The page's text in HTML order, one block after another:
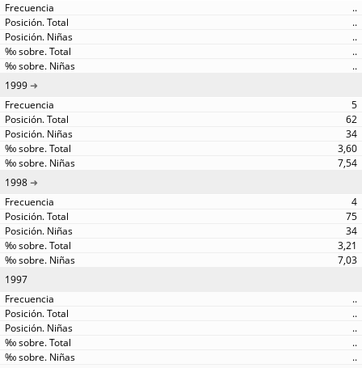
..
..
..
..
..
1999
5
62
34
3,60
7,54
1998
4
75
34
3,21
7,03
1997
..
..
..
..
..